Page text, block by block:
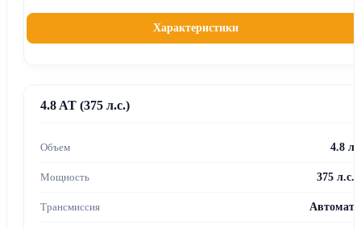
Характеристики
4.8 AT (375 л.с.)
4.8 л
375 л.с.
Автомат